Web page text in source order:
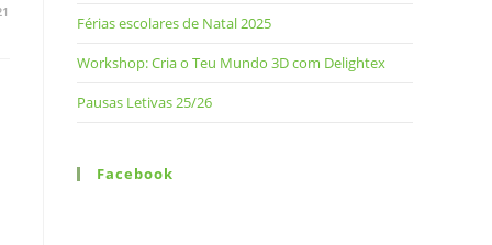
Férias escolares de Natal 2025
Workshop: Cria o Teu Mundo 3D com Delightex
Pausas Letivas 25/26
Facebook